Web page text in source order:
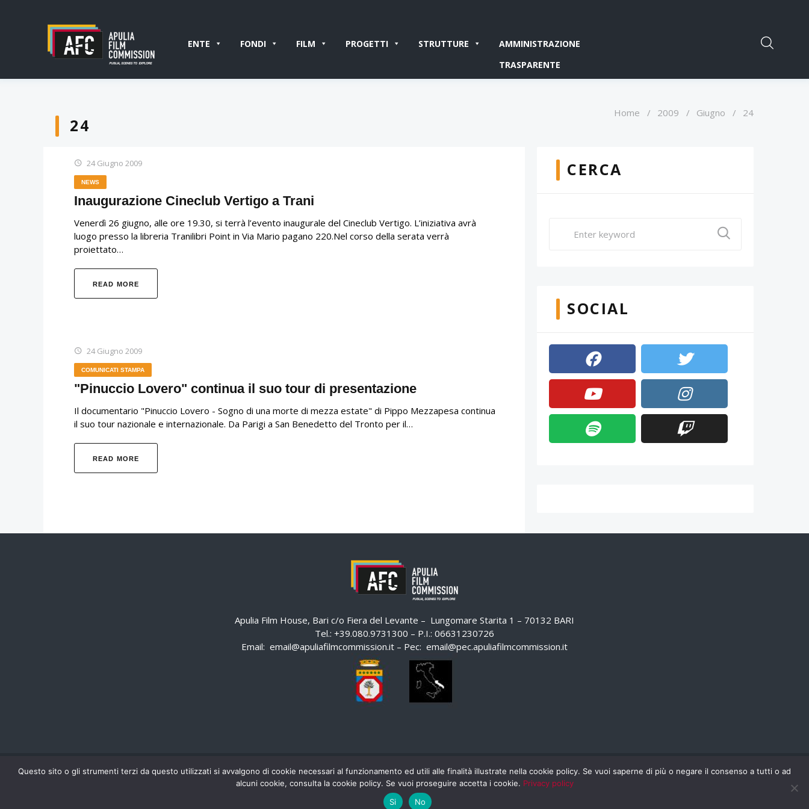
ENTE FONDI FILM PROGETTI STRUTTURE
AMMINISTRAZIONE
TRASPARENTE
24
Home / 2009 / Giugno / 24
24 Giugno 2009
NEWS
Inaugurazione Cineclub Vertigo a Trani
Venerdì 26 giugno, alle ore 19.30, si terrà l’evento inaugurale del Cineclub Vertigo. L’iniziativa avrà
luogo presso la libreria Tranilibri Point in Via Mario pagano 220.Nel corso della serata verrà
proiettato…
READ MORE
24 Giugno 2009
COMUNICATI STAMPA
"Pinuccio Lovero" continua il suo tour di presentazione
Il documentario "Pinuccio Lovero - Sogno di una morte di mezza estate" di Pippo Mezzapesa continua
il suo tour nazionale e internazionale. Da Parigi a San Benedetto del Tronto per il…
READ MORE
CERCA
SOCIAL
Apulia Film House, Bari c/o Fiera del Levante – Lungomare Starita 1 – 70132 BARI
Tel.: +39.080.9731300 – P.I.: 06631230726
Email: email@apuliafilmcommission.it – Pec: email@pec.apuliafilmcommission.it
PRIVACY POLICY RSS RASSEGNA STAMPA
Questo sito o gli strumenti terzi da questo utilizzati si avvalgono di cookie necessari al funzionamento ed utili alle finalità illustrate nella cookie policy. Se vuoi saperne di più o negare il consenso a tutti o ad
alcuni cookie, consulta la cookie policy. Se vuoi proseguire accetta i cookie. Privacy policy
Si
No